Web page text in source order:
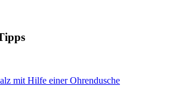
mit Hilfe einer Ohrendusche